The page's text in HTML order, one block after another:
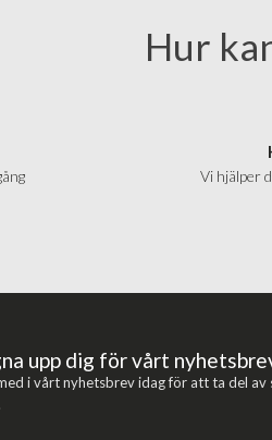
Hur
Vi hjälper
upp dig för vårt
i vårt nyhetsbrev idag för att ta del av